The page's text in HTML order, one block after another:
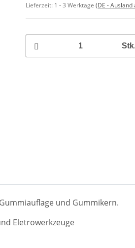
Lieferzeit: 1 - 3 Werktage (DE - Ausland
und Gummikern.
Eletrowerkzeuge